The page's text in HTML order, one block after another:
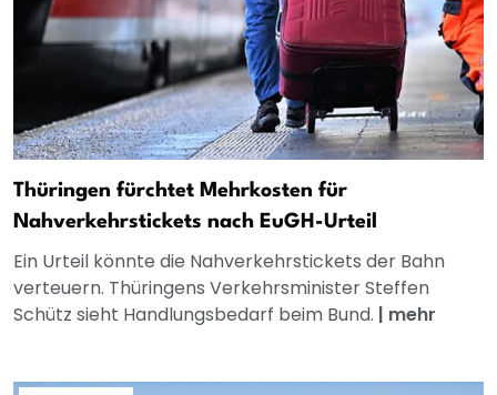
Thüringen fürchtet Mehrkosten für
Nahverkehrstickets nach EuGH-Urteil
Ein Urteil könnte die Nahverkehrstickets der Bahn
verteuern. Thüringens Verkehrsminister Steffen
Schütz sieht Handlungsbedarf beim Bund. | mehr